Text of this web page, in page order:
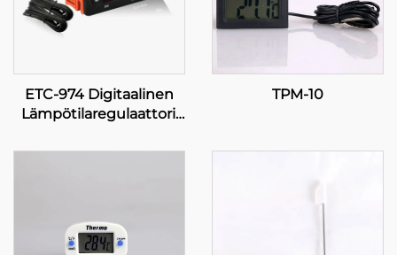
ETC-974 Digitaalinen
Lämpötilaregulaattori:
lämpötilaregulaatio
TPM-10